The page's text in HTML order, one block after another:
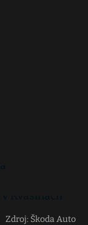
Zdroj: Škoda Auto